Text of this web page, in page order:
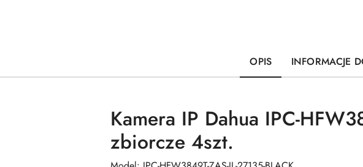
OPIS INFORMACJE
Kamera IP Dahua IPC-
zbiorcze 4szt.